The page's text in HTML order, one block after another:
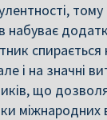
набуває
і на значні
що
міжнародних